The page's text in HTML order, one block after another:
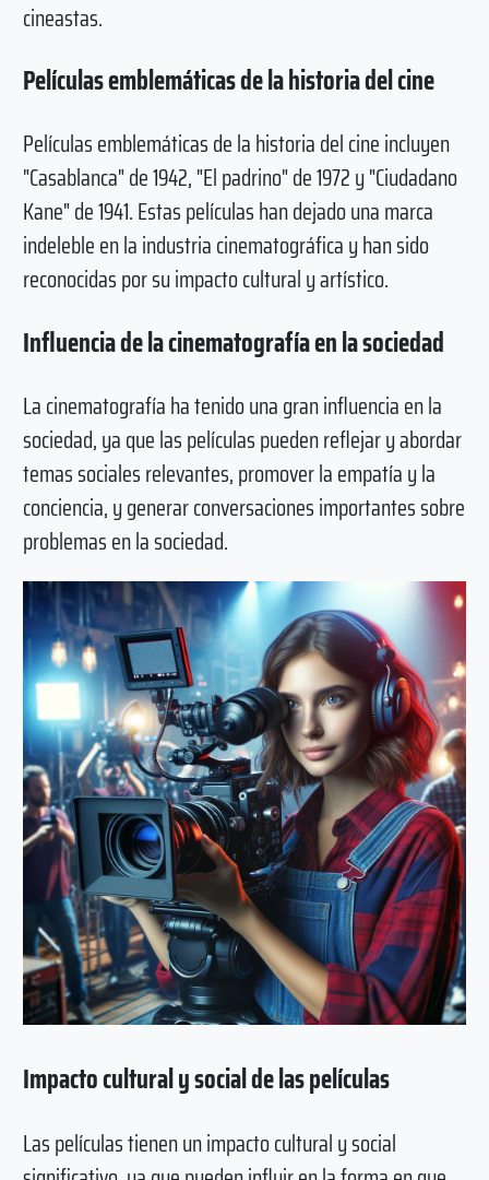
cineastas.
Películas emblemáticas de la historia del cine
Películas emblemáticas de la historia del cine incluyen
"Casablanca" de 1942, "El padrino" de 1972 y "Ciudadano
Kane" de 1941. Estas películas han dejado una marca
indeleble en la industria cinematográfica y han sido
reconocidas por su impacto cultural y artístico.
Influencia de la cinematografía en la sociedad
La cinematografía ha tenido una gran influencia en la
sociedad, ya que las películas pueden reflejar y abordar
temas sociales relevantes, promover la empatía y la
conciencia, y generar conversaciones importantes sobre
problemas en la sociedad.
Impacto cultural y social de las películas
Las películas tienen un impacto cultural y social